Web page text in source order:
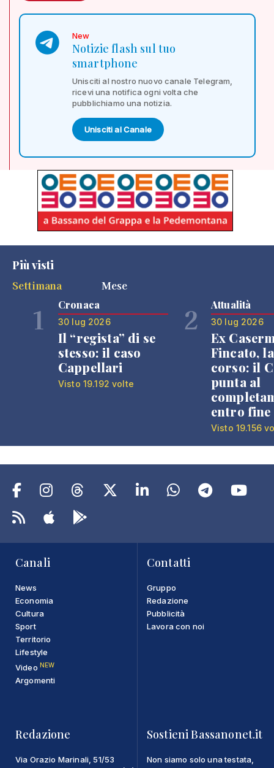
New
Notizie flash sul tuo
smartphone
Unisciti al nostro nuovo canale Telegram,
ricevi una notifica ogni volta che
pubblichiamo una notizia.
Unisciti al Canale
Più visti
Settimana
Mese
1 Cronaca
30 lug 2026
Il “regista” di se
stesso: il caso
Cappellari
Visto 19.192 volte
2 Attualità
30 lug 2026
Ex
Fincato,
corso: il
punta al
entro fine
Visto 19.156
Canali
News
Economia
Cultura
Sport
Territorio
Lifestyle
Video NEW
Argomenti
Contatti
Gruppo
Redazione
Pubblicità
Lavora con noi
Redazione
Via Orazio Marinali, 51/53
Sostieni Bassanonet.it
Non siamo solo una testata,